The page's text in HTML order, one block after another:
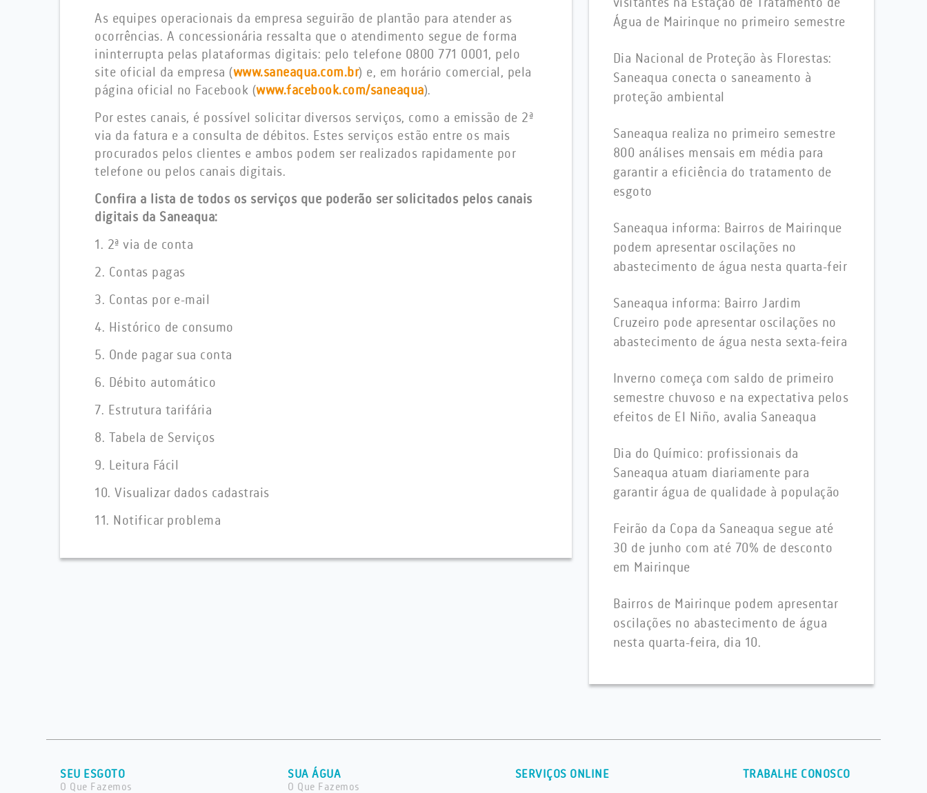
As equipes operacionais da empresa seguirão de plantão para atender as
ocorrências. A concessionária ressalta que o atendimento segue de forma
ininterrupta pelas plataformas digitais: pelo telefone 0800 771 0001, pelo
site oficial da empresa (www.saneaqua.com.br) e, em horário comercial, pela
página oficial no Facebook (www.facebook.com/saneaqua).
Por estes canais, é possível solicitar diversos serviços, como a emissão de 2ª
via da fatura e a consulta de débitos. Estes serviços estão entre os mais
procurados pelos clientes e ambos podem ser realizados rapidamente por
telefone ou pelos canais digitais.
Confira a lista de todos os serviços que poderão ser solicitados pelos canais
digitais da Saneaqua:
1. 2ª via de conta
2. Contas pagas
3. Contas por e-mail
4. Histórico de consumo
5. Onde pagar sua conta
6. Débito automático
7. Estrutura tarifária
8. Tabela de Serviços
9. Leitura Fácil
10. Visualizar dados cadastrais
11. Notificar problema
visitantes na Estação de Tratamento de
Água de Mairinque no primeiro semestre
Dia Nacional de Proteção às Florestas:
Saneaqua conecta o saneamento à
proteção ambiental
Saneaqua realiza no primeiro semestre
800 análises mensais em média para
garantir a eficiência do tratamento de
esgoto
Saneaqua informa: Bairros de Mairinque
podem apresentar oscilações no
abastecimento de água nesta quarta-feir
Saneaqua informa: Bairro Jardim
Cruzeiro pode apresentar oscilações no
abastecimento de água nesta sexta-feira
Inverno começa com saldo de primeiro
semestre chuvoso e na expectativa pelos
efeitos de El Niño, avalia Saneaqua
Dia do Químico: profissionais da
Saneaqua atuam diariamente para
garantir água de qualidade à população
Feirão da Copa da Saneaqua segue até
30 de junho com até 70% de desconto
em Mairinque
Bairros de Mairinque podem apresentar
oscilações no abastecimento de água
nesta quarta-feira, dia 10.
SEU ESGOTO
O Que Fazemos
SUA ÁGUA
O Que Fazemos
SERVIÇOS ONLINE TRABALHE CONOSCO